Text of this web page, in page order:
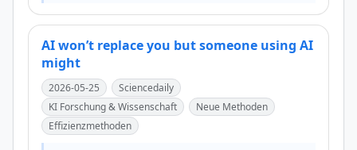
AI won’t replace you but someone using AI
might
2026-05-25
Sciencedaily
KI Forschung & Wissenschaft
Neue Methoden
Effizienzmethoden